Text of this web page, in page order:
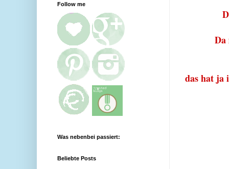
Da
das hat ja
Follow me
Was nebenbei passiert:
Beliebte Posts